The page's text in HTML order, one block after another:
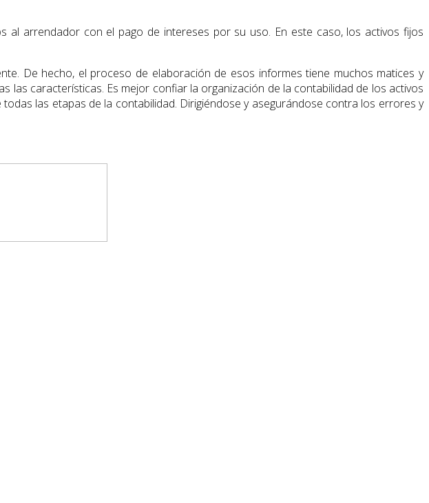
al arrendador con el pago de intereses por su uso. En este caso, los activos fijos
De hecho, el proceso de elaboración de esos informes tiene muchos matices y
las características. Es mejor confiar la organización de la contabilidad de los activos
las etapas de la contabilidad. Dirigiéndose y asegurándose contra los errores y